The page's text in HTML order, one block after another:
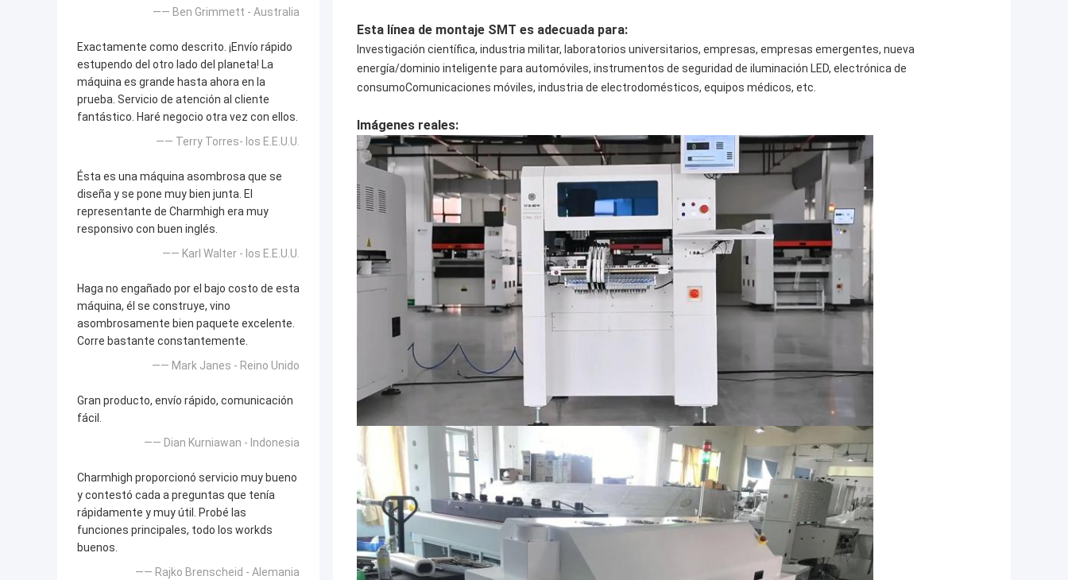
—— Ben Grimmett - Australia
Exactamente como descrito. ¡Envío rápido
estupendo del otro lado del planeta! La
máquina es grande hasta ahora en la
prueba. Servicio de atención al cliente
fantástico. Haré negocio otra vez con ellos.
—— Terry Torres- los E.E.U.U.
Ésta es una máquina asombrosa que se
diseña y se pone muy bien junta. El
representante de Charmhigh era muy
responsivo con buen inglés.
—— Karl Walter - los E.E.U.U.
Haga no engañado por el bajo costo de esta
máquina, él se construye, vino
asombrosamente bien paquete excelente.
Corre bastante constantemente.
—— Mark Janes - Reino Unido
Gran producto, envío rápido, comunicación
fácil.
—— Dian Kurniawan - Indonesia
Charmhigh proporcionó servicio muy bueno
y contestó cada a preguntas que tenía
rápidamente y muy útil. Probé las
funciones principales, todo los workds
buenos.
—— Rajko Brenscheid - Alemania
Esta línea de montaje SMT es adecuada para:
Investigación científica, industria militar, laboratorios universitarios, empresas, empresas emergentes, nueva
energía/dominio inteligente para automóviles, instrumentos de seguridad de iluminación LED, electrónica de
consumoComunicaciones móviles, industria de electrodomésticos, equipos médicos, etc.
Imágenes reales: